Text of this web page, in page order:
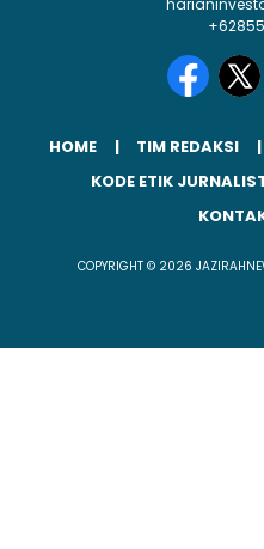
HOME TIM REDAKSI
KODE ETIK
COPYRIGHT © 2026